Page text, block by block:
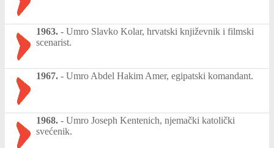
1963. - Umro Slavko Kolar, hrvatski književnik i filmski
scenarist.
1967. - Umro Abdel Hakim Amer, egipatski komandant.
1968. - Umro Joseph Kentenich, njemački katolički
svećenik.